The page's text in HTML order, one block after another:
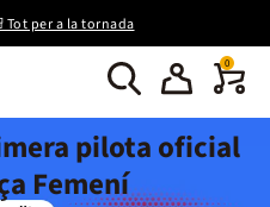
per a la tornada
0
pilota oficial
Femení